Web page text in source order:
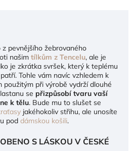
pevnějšího žebrovaného
našim tílkům z Tencelu, ale je
je zkrátka svršek, který k teplému
Tohle vám navíc vzhledem k
použitým při výrobě vydrží dlouhé
se přizpůsobí tvaru vaší
k tělu. Bude mu to slušet se
jakéhokoliv střihu, ale unosíte
pod dámskou košili.
S LÁSKOU V ČESKÉ